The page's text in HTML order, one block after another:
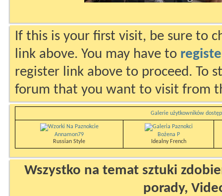
If this is your first visit, be sure to
link above. You may have to
register link above to proceed. To
forum that you want to visit from
Galerie użytkowników
Annamon79
Russian Style
Bożena P
Idealny French
Wszystko na temat sztuki
porady,